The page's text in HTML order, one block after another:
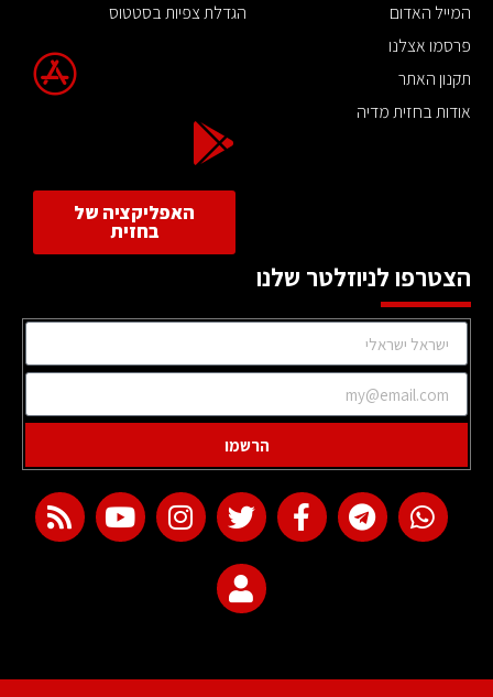
המייל האדום
פרסמו אצלנו
תקנון האתר
אודות בחזית מדיה
הגדלת צפיות בסטטוס
האפליקציה של
בחזית
הצטרפו לניוזלטר שלנו
הרשמו